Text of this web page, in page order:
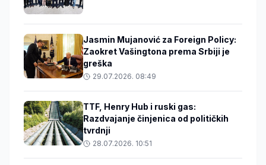
Jasmin Mujanović za Foreign Policy:
Zaokret Vašingtona prema Srbiji je
greška
29.07.2026. 08:49
TTF, Henry Hub i ruski gas:
Razdvajanje činjenica od političkih
tvrdnji
28.07.2026. 10:51